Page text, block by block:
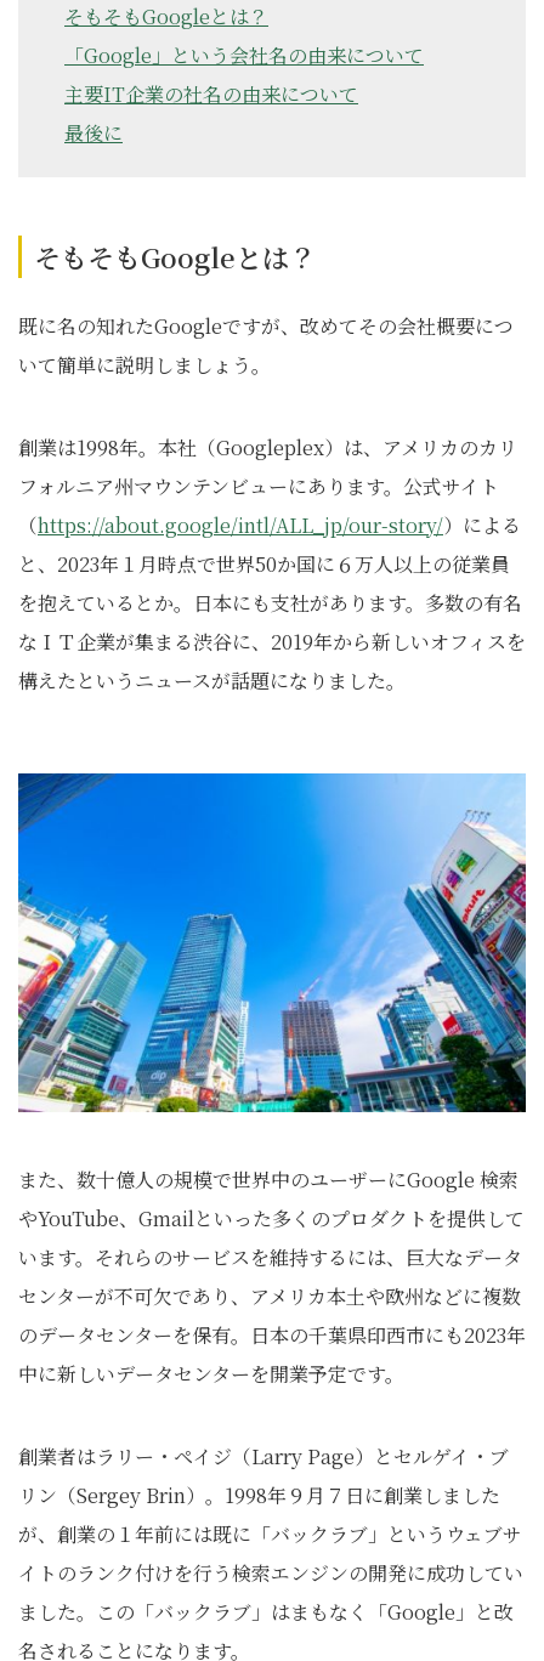
そもそもGoogleとは？
「Google」という会社名の由来について
主要IT企業の社名の由来について
最後に
そもそもGoogleとは？
既に名の知れたGoogleですが、改めてその会社概要につ
いて簡単に説明しましょう。
創業は1998年。本社（Googleplex）は、アメリカのカリ
フォルニア州マウンテンビューにあります。公式サイト
（https://about.google/intl/ALL_jp/our-story/）による
と、2023年１月時点で世界50か国に６万人以上の従業員
を抱えているとか。日本にも支社があります。多数の有名
なＩＴ企業が集まる渋谷に、2019年から新しいオフィスを
構えたというニュースが話題になりました。
また、数十億人の規模で世界中のユーザーにGoogle 検索
やYouTube、Gmailといった多くのプロダクトを提供して
います。それらのサービスを維持するには、巨大なデータ
センターが不可欠であり、アメリカ本土や欧州などに複数
のデータセンターを保有。日本の千葉県印西市にも2023年
中に新しいデータセンターを開業予定です。
創業者はラリー・ペイジ（Larry Page）とセルゲイ・ブ
リン（Sergey Brin）。1998年９月７日に創業しました
が、創業の１年前には既に「バックラブ」というウェブサ
イトのランク付けを行う検索エンジンの開発に成功してい
ました。この「バックラブ」はまもなく「Google」と改
名されることになります。